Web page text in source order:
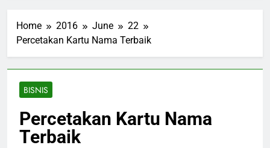
Home 2016 June
22
Percetakan Kartu Nama Terbaik
BISNIS
Percetakan Kartu Nama
Terbaik